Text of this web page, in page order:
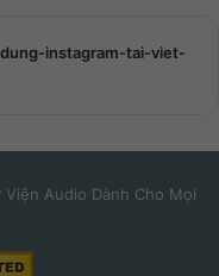
instagram-tai-viet-
Audio Dành Cho Mọi